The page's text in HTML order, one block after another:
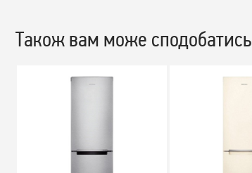
Також вам може сподобатись